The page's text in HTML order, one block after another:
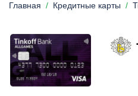
Главная Кредитные карты